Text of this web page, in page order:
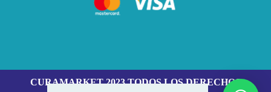
CURAMARKET 2023 TODOS LOS DERECHOS